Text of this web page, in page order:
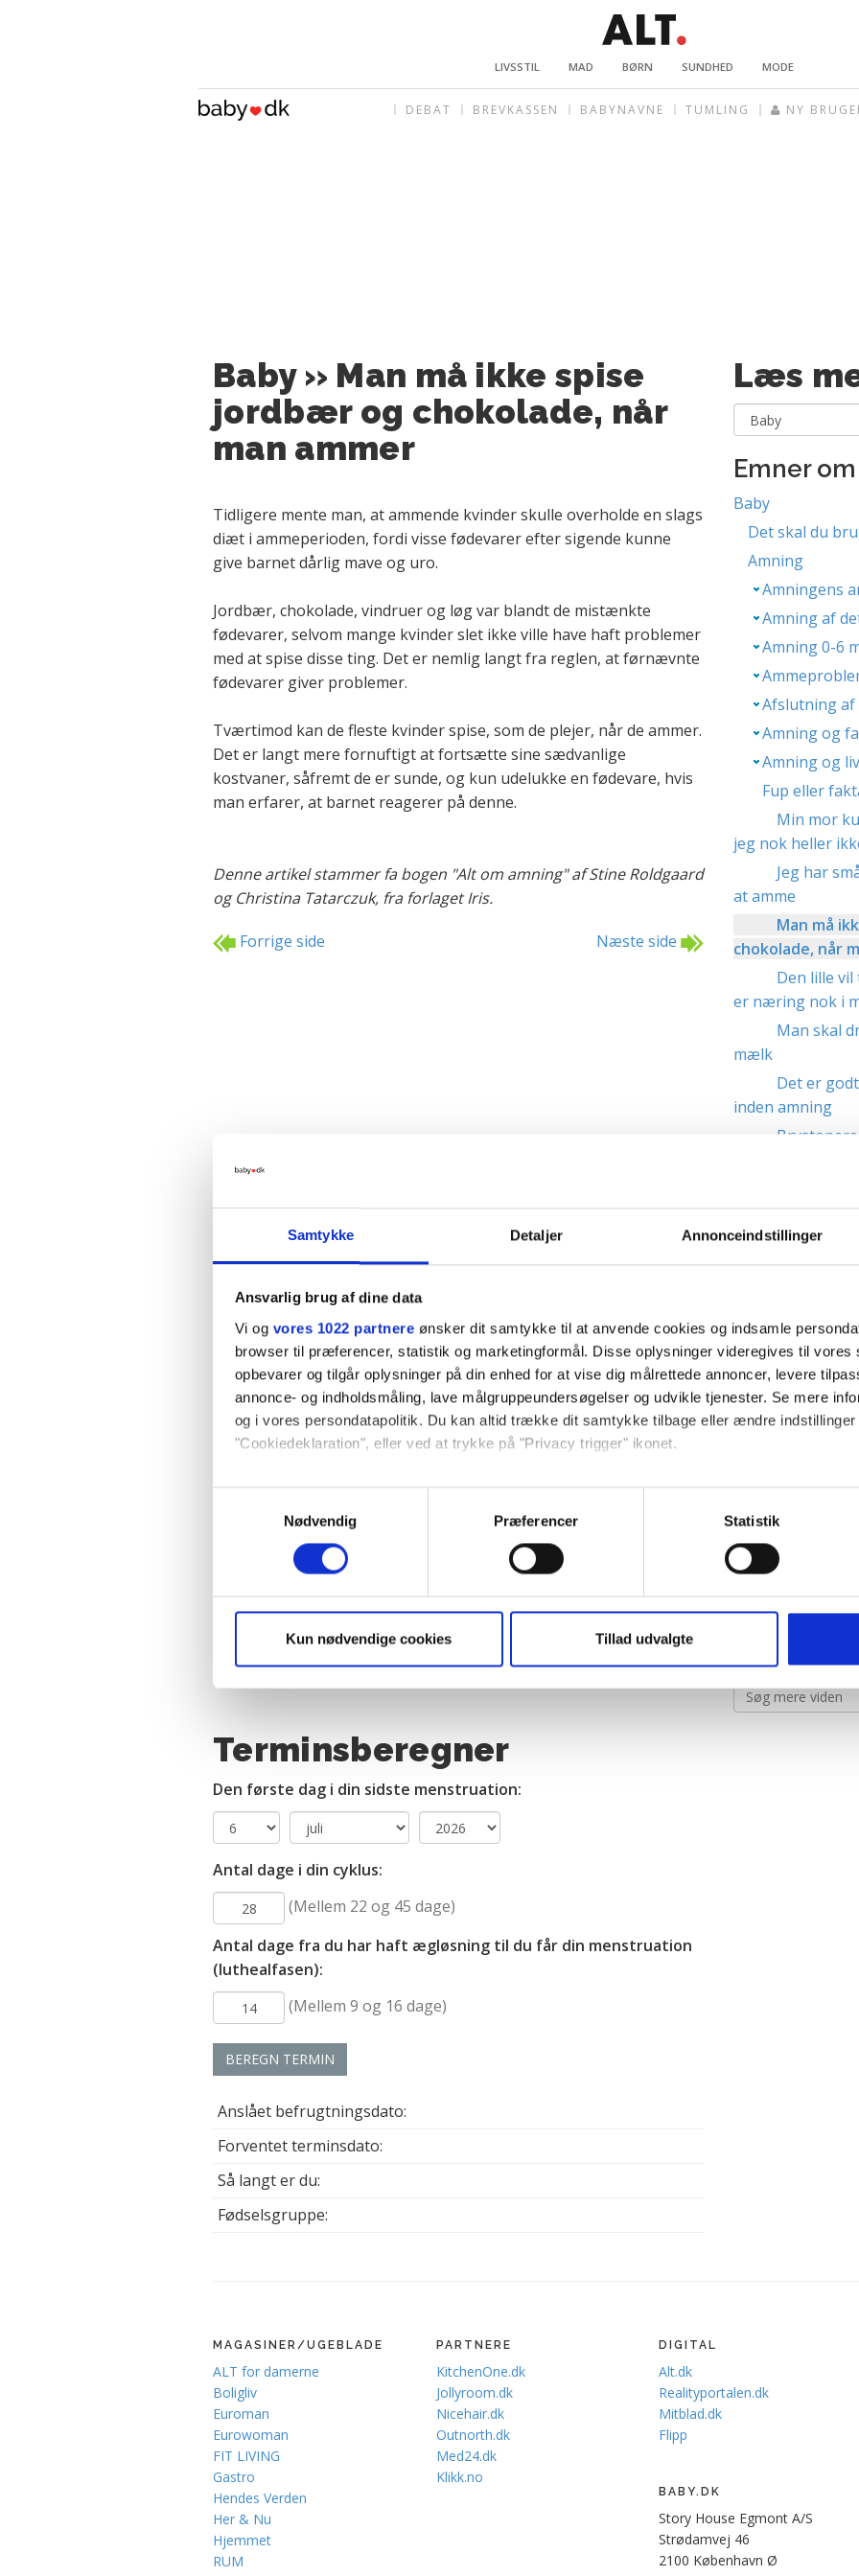
Samtykke Detaljer Annonceindstillinger
Ansvarlig brug af dine data
Vi og vores 1022 partnere ønsker dit samtykke til at anvende cookies og indsamle
browser til præferencer, statistik og marketingformål. Disse oplysninger videregives til vores
opbevarer og tilgår oplysninger på din enhed for at vise dig målrettede annoncer, levere
annonce- og indholdsmåling, lave målgruppeundersøgelser og udvikle tjenester. Se mere
og i vores persondatapolitik. Du kan altid trække dit samtykke tilbage eller ændre indstillinger
"Cookiedeklaration", eller ved at trykke på "Privacy trigger" ikonet.
Hvis du tillader det, vil vi også gerne:
Indsamle præcise oplysninger om din placering, der kan være nøjagtig inden for få
Identificere din enhed baseret på en scanning af dens unikke karakteristika
Dine valg anvendes på hele websitet.
Vi ønsker dit samtykke til, at vi må bruge egne cookies og cookies fra tredjeparter til at
hjemmeside ved at sikre funktionalitet, generere statistik og huske dine præferencer samt til
enhver tid trække dit samtykke tilbage. Du skal være opmærksom på, at vores hjemmeside
og behandling af dine personoplysninger i forbindelse hermed i både vores
Nødvendig
Præferencer Statistik
Kun nødvendige cookies Tillad udvalgte
LIVSSTIL MAD BØRN SUNDHED MODE
DEBAT BREVKASSEN BABYNAVNE TUMLING NY
Baby » Man må ikke spise
jordbær og chokolade, når
man ammer
Tidligere mente man, at ammende kvinder skulle overholde en slags
diæt i ammeperioden, fordi visse fødevarer efter sigende kunne
give barnet dårlig mave og uro.
Jordbær, chokolade, vindruer og løg var blandt de mistænkte
fødevarer, selvom mange kvinder slet ikke ville have haft problemer
med at spise disse ting. Det er nemlig langt fra reglen, at førnævnte
fødevarer giver problemer.
Tværtimod kan de fleste kvinder spise, som de plejer, når de ammer.
Det er langt mere fornuftigt at fortsætte sine sædvanlige
kostvaner, såfremt de er sunde, og kun udelukke en fødevare, hvis
man erfarer, at barnet reagerer på denne.
Denne artikel stammer fa bogen "Alt om amning" af Stine Roldgaard
og Christina Tatarczuk, fra forlaget Iris.
Forrige side Næste side
Læs
Emner
Baby
Det skal du
Amning
Amningens
Amning af
Amning 0-6
Afslutning
Amning og
Amning og
Fup eller
Min mor
jeg nok heller
Jeg har
at amme
Man må
chokolade, når
Den lille
er næring nok i
Man skal
mælk
Det er
inden amning
Man skal
Børn
mad end
Hvidtøl
Moderens
Motion
Amme-te
Amning er
Psykologi
Dit barns
Terminsberegner
Den første dag i din sidste menstruation:
Antal dage i din cyklus:
(Mellem 22 og 45 dage)
Antal dage fra du har haft ægløsning til du får din menstruation
(luthealfasen):
(Mellem 9 og 16 dage)
BEREGN TERMIN
Anslået befrugtningsdato:
Forventet terminsdato:
Så langt er du:
Fødselsgruppe:
MAGASINER/UGEBLADE
ALT for damerne
Boligliv
Euroman
Eurowoman
FIT LIVING
Gastro
Hendes Verden
Her & Nu
Hjemmet
RUM
PARTNERE
KitchenOne.dk
Jollyroom.dk
Nicehair.dk
Outnorth.dk
Med24.dk
Klikk.no
DIGITAL
Alt.dk
Realityportalen.dk
Mitblad.dk
Flipp
BABY.DK
Story House Egmont A/S
Strødamvej 46
2100 København Ø